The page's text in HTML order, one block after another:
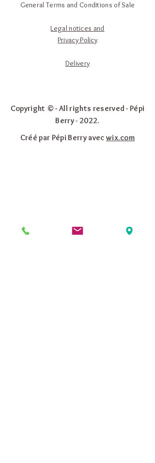
General Terms and Conditions of Sale
Legal notices and
Privacy Policy
Delivery
Copyright © - All rights reserved - Pépi
Berry - 2022.
Créé par Pépi Berry avecwix.com